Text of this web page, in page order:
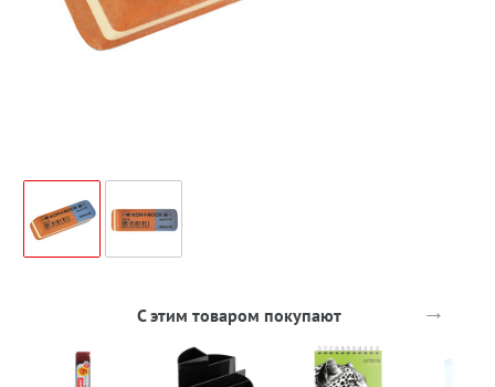
С этим товаром покупают →